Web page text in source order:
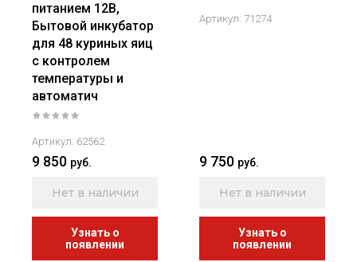
питанием 12В,
Бытовой инкубатор
для 48 куриных яиц
с контролем
температуры и
автоматич
Артикул: 62562
9 850 руб.
Нет в наличии
Узнать о
появлении
Артикул: 71274
9 750 руб.
Нет в наличии
Узнать о
появлении